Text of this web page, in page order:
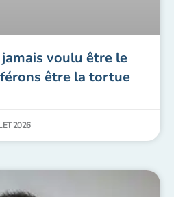
jamais voulu être le
être la tortue
2026